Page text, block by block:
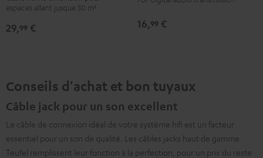
set
30qm
espaces allant jusque 30 m²
29,99 € 16,99 €
Conseils d'achat et bon tuyaux
Câble jack pour un son excellent
Le câble de connexion idéal de votre système hifi est un facteur
essentiel pour un son de qualité. Les câbles jacks haut de gamme
Teufel remplissent leur fonction à la perfection, pour un prix du reste